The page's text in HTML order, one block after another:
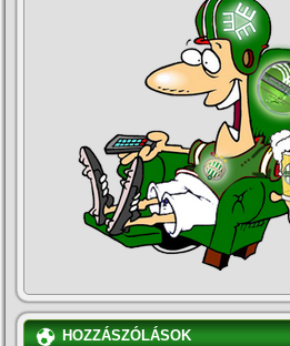
HOZZÁSZÓLÁSOK